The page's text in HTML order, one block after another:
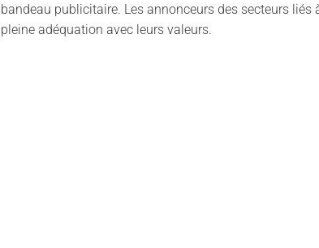
bandeau publicitaire. Les annonceurs des secteurs
pleine adéquation avec leurs valeurs.